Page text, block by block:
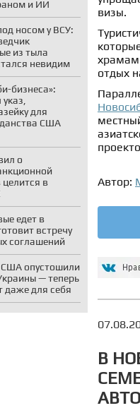
и ИИ
носом у ВСУ:
из тыла
невидим
бизнеса»:
для
США
о
в
едет в
встречу
соглашений
опустошили
— теперь
даже для себя
визы.
отдых
Автор:
В